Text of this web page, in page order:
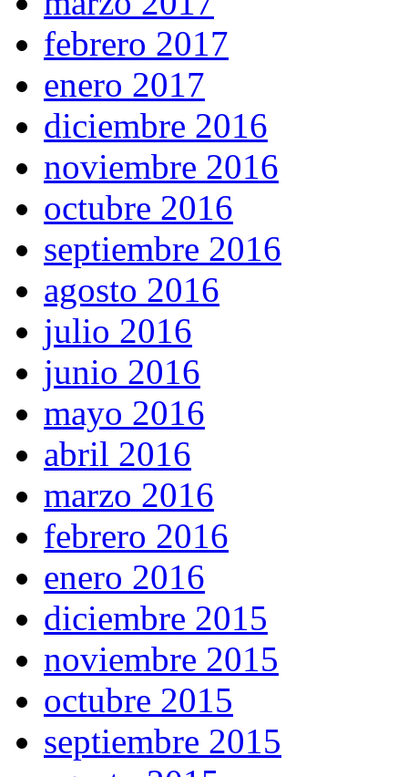
febrero 2017
enero 2017
diciembre 2016
noviembre 2016
octubre 2016
septiembre 2016
agosto 2016
julio 2016
junio 2016
mayo 2016
abril 2016
marzo 2016
febrero 2016
enero 2016
diciembre 2015
noviembre 2015
octubre 2015
septiembre 2015